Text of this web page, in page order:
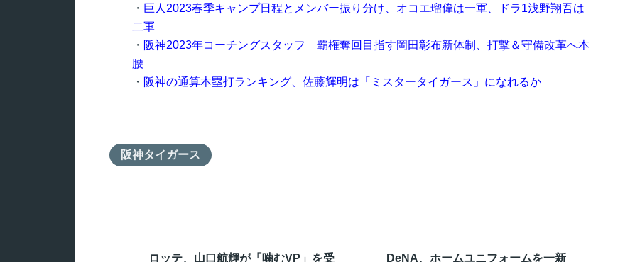
・ 巨人2023春季キャンプ日程とメンバー振り分け、オコエ瑠偉は一軍、ドラ1浅野翔吾は
二軍
・ 阪神2023年コーチングスタッフ 覇権奪回目指す岡田彰布新体制、打撃＆守備改革へ本
腰
・ 阪神の通算本塁打ランキング、佐藤輝明は「ミスタータイガース」になれるか
阪神タイガース
ロッテ、山口航輝が「噛むVP」を受
DeNA、ホームユニフォームを一新